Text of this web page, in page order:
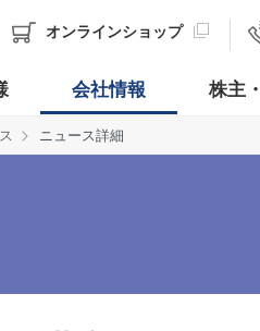
オンラインショップ
会社情報 株主
ニュース詳細